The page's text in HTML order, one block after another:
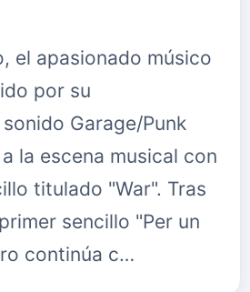
el apasionado músico
por su
Garage/Punk
la escena musical con
titulado "War". Tras
sencillo "Per un
continúa c…